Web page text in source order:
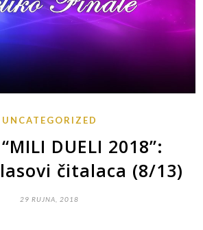
UNCATEGORIZED
DUELI 2018”:
čitalaca (8/13)
29 RUJNA, 2018